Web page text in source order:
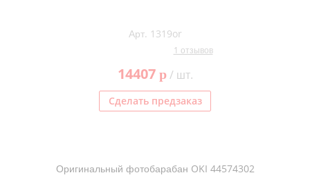
Арт. 1319or
1 отзывов
14407 p/ шт.
Сделать предзаказ
Оригинальный фотобарабан OKI 44574302